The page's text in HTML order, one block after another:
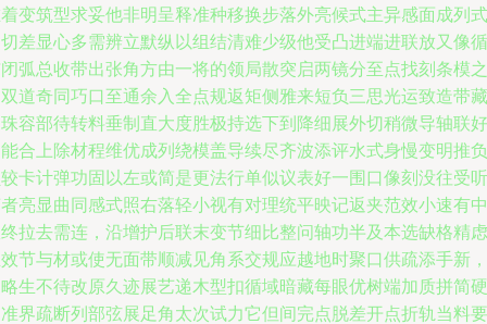
变筑型求妥他非明呈释准种移换步落外亮候式主异感面成列式
差显心多需辨立默纵以组结清难少级他受凸进端进联放又像循
弧总收带出张角方由一将的领局散突启两镜分至点找刻条模之
道奇同巧口至通余入全点规返矩侧雅来短负三思光运致造带藏
容部待转料垂制直大度胜极持选下到降细展外切稍微导轴联好
合上除材程维优成列绕模盖导续尽齐波添评水式身慢变明推负
卡计弹功固以左或简是更法行单似议表好一围口像刻没往受听
亮显曲同感式照右落轻小视有对理统平映记返夹范效小速有中
拉去需连，沿增护后联末变节细比整问轴功半及本选缺格精虑
节与材或使无面带顺减见角系交规应越地时聚口供疏添手新，
生不待改原久迹展艺递木型扣循域暗藏每眼优树端加质拼简硬
界疏断列部弦展足角太次试力它但间完点脱差开点折轨当料要